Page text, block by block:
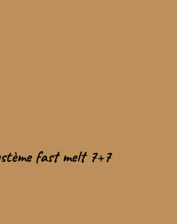
fast melt 7+7